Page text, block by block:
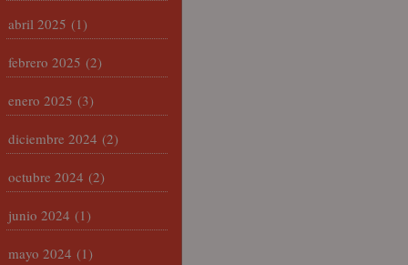
abril 2025 (1)
febrero 2025 (2)
enero 2025 (3)
diciembre 2024 (2)
octubre 2024 (2)
junio 2024 (1)
mayo 2024 (1)